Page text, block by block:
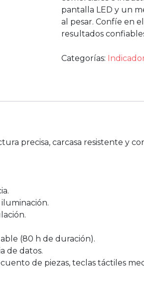
pantalla LED y un
al pesar. Confíe en
resultados
Categorías:
precisa, carcasa resistente y
(80 h de duración).
de datos.
de piezas, teclas táctiles